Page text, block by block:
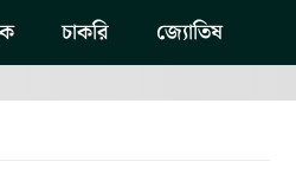
চাকরি জ্যোতিষ